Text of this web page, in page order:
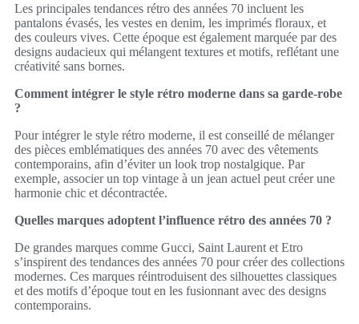
Les principales tendances rétro des années 70 incluent les
pantalons évasés, les vestes en denim, les imprimés floraux, et
des couleurs vives. Cette époque est également marquée par des
designs audacieux qui mélangent textures et motifs, reflétant une
créativité sans bornes.
Comment intégrer le style rétro moderne dans sa garde-robe
?
Pour intégrer le style rétro moderne, il est conseillé de mélanger
des pièces emblématiques des années 70 avec des vêtements
contemporains, afin d’éviter un look trop nostalgique. Par
exemple, associer un top vintage à un jean actuel peut créer une
harmonie chic et décontractée.
Quelles marques adoptent l’influence rétro des années 70 ?
De grandes marques comme Gucci, Saint Laurent et Etro
s’inspirent des tendances des années 70 pour créer des collections
modernes. Ces marques réintroduisent des silhouettes classiques
et des motifs d’époque tout en les fusionnant avec des designs
contemporains.